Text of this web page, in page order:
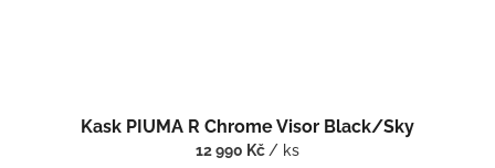
Kask PIUMA R Chrome Visor Black/Sky
12 990 Kč / ks